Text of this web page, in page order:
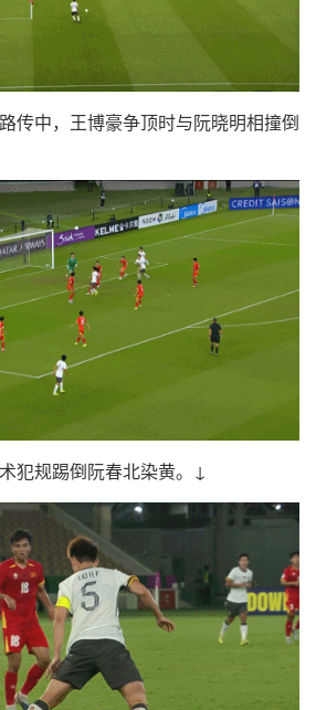
传中，王博豪争顶时与阮晓明相撞倒
犯规踢倒阮春北染黄。↓